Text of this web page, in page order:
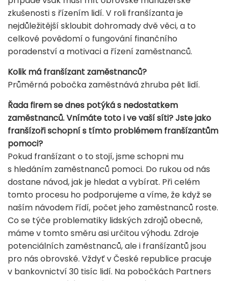
zkušenosti s řízením lidí. V roli franšízanta je
nejdůležitější skloubit dohromady dvě věci, a to
celkové povědomí o fungování finančního
poradenství a motivaci a řízení zaměstnanců.
Kolik má franšízant zaměstnanců?
Průměrná pobočka zaměstnává zhruba pět lidí.
Řada firem se dnes potýká s nedostatkem
zaměstnanců. Vnímáte toto i ve vaší síti? Jste jako
franšízoři schopní s tímto problémem franšízantům
pomoci?
Pokud franšízant o to stojí, jsme schopni mu
s hledáním zaměstnanců pomoci. Do rukou od nás
dostane návod, jak je hledat a vybírat. Při celém
tomto procesu ho podporujeme a víme, že když se
naším návodem řídí, počet jeho zaměstnanců roste.
Co se týče problematiky lidských zdrojů obecně,
máme v tomto směru asi určitou výhodu. Zdroje
potenciálních zaměstnanců, ale i franšízantů jsou
pro nás obrovské. Vždyť v České republice pracuje
v bankovnictví 30 tisíc lidí. Na pobočkách Partners